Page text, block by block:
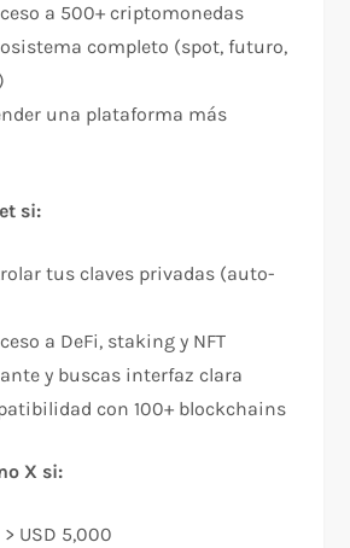
a 500+ criptomonedas
completo (spot, futuro,
una plataforma más
si:
tus claves privadas (auto-
a DeFi, staking y NFT
y buscas interfaz clara
con 100+ blockchains
X si:
USD 5,000